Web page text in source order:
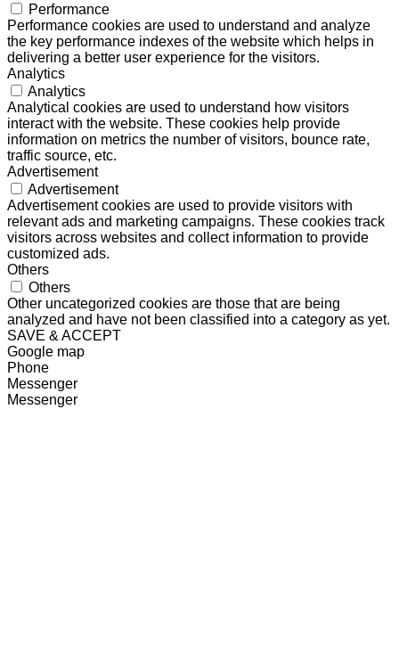
Performance
Performance cookies are used to understand and analyze
the key performance indexes of the website which helps in
delivering a better user experience for the visitors.
Analytics
Analytics
Analytical cookies are used to understand how visitors
interact with the website. These cookies help provide
information on metrics the number of visitors, bounce rate,
traffic source, etc.
Advertisement
Advertisement
Advertisement cookies are used to provide visitors with
relevant ads and marketing campaigns. These cookies track
visitors across websites and collect information to provide
customized ads.
Others
Others
Other uncategorized cookies are those that are being
analyzed and have not been classified into a category as yet.
SAVE & ACCEPT
Google map
Phone
Messenger
Messenger